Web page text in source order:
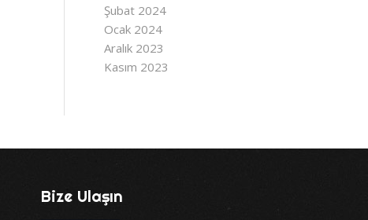
Şubat 2024
Ocak 2024
Aralık 2023
Kasım 2023
Bize Ulaşın